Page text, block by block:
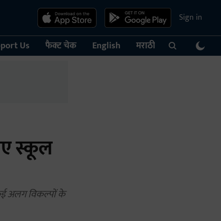
Sign in
Us फैक्ट चेक English मराठी
स्कूल
अलग विकल्पों के